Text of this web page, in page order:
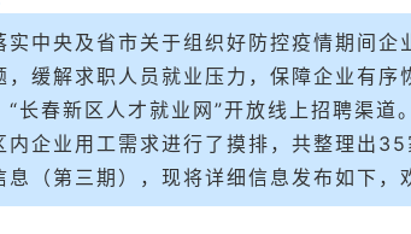
实中央及省市关于组织好防控疫情期间
，缓解求职人员就业压力，保障企业有
“长春新区人才就业网”开放线上招聘渠
内企业用工需求进行了摸排，共整理出
息（第三期），现将详细信息发布如下，